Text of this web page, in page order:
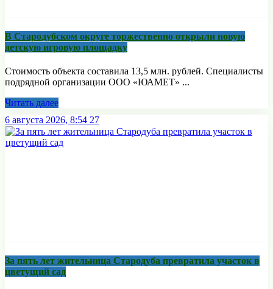
В Стародубском округе торжественно открыли новую
детскую игровую площадку
Стоимость объекта составила 13,5 млн. рублей. Специалисты
подрядной организации ООО «ЮАМЕТ» ...
Читать далее
6 августа 2026, 8:54 27
За пять лет жительница Стародуба превратила участок в
цветущий сад